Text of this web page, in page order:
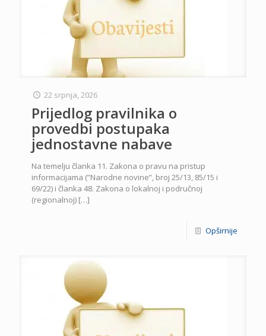
22 srpnja, 2026
Prijedlog pravilnika o
provedbi postupaka
jednostavne nabave
Na temelju članka 11. Zakona o pravu na pristup
informacijama (”Narodne novine”, broj 25/13, 85/15 i
69/22) i članka 48. Zakona o lokalnoj i područnoj
(regionalnoj) […]
Opširnije